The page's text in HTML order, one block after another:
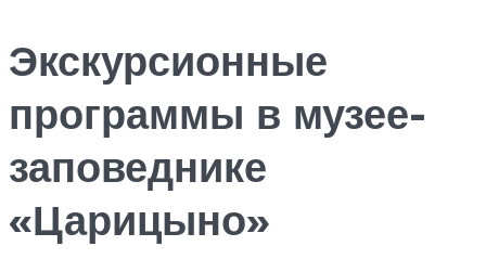
Экскурсионные
программы в музее-
заповеднике
«Царицыно»